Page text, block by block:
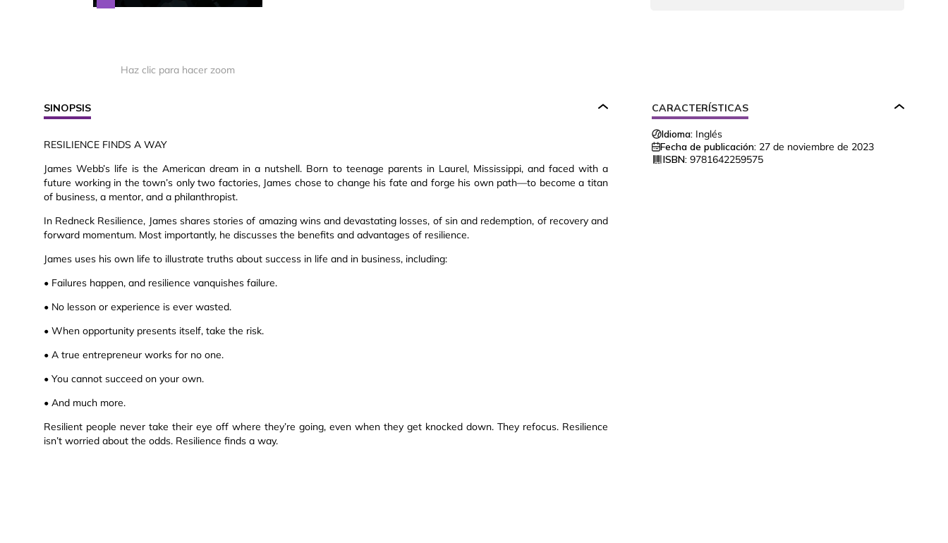
Haz clic para hacer zoom
SINOPSIS
RESILIENCE FINDS A WAY
James Webb’s life is the American dream in a nutshell. Born to teenage parents in Laurel, Mississippi, and faced with a
future working in the town’s only two factories, James chose to change his fate and forge his own path—to become a titan
of business, a mentor, and a philanthropist.
In Redneck Resilience, James shares stories of amazing wins and devastating losses, of sin and redemption, of recovery and
forward momentum. Most importantly, he discusses the benefits and advantages of resilience.
James uses his own life to illustrate truths about success in life and in business, including:
• Failures happen, and resilience vanquishes failure.
• No lesson or experience is ever wasted.
• When opportunity presents itself, take the risk.
• A true entrepreneur works for no one.
• You cannot succeed on your own.
• And much more.
Resilient people never take their eye off where they’re going, even when they get knocked down. They refocus. Resilience
isn’t worried about the odds. Resilience finds a way.
CARACTERÍSTICAS
Idioma: Inglés
Fecha de publicación: 27 de noviembre de 2023
ISBN: 9781642259575